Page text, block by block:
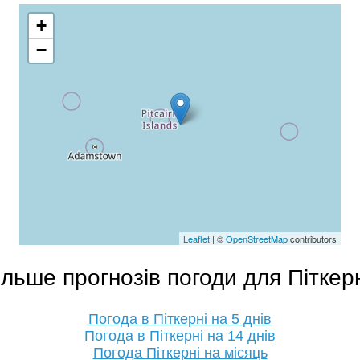
+
−
Leaflet | ©OpenStreetMapcontributors
прогнозів погоди для
Погода в Піткерні на 5 днів
Погода в Піткерні на 14 днів
Погода Піткерні на місяць